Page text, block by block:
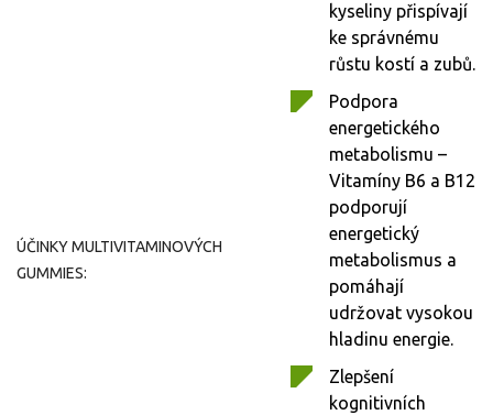
ÚČINKY MULTIVITAMINOVÝCH
GUMMIES:
kyseliny přispívají
ke správnému
růstu kostí a zubů.
Podpora
energetického
metabolismu –
Vitamíny B6 a B12
podporují
energetický
metabolismus a
pomáhají
udržovat vysokou
hladinu energie.
Zlepšení
kognitivních